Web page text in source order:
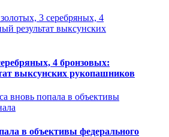
4 бронзовых:
выксунских рукопашников
в объективы федерального